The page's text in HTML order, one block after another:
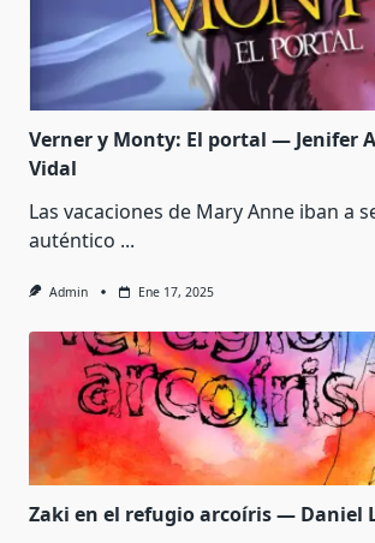
Verner y Monty: El portal — Jenifer
Vidal
Las vacaciones de Mary Anne iban a
auténtico ...
Admin Ene 17, 2025
Zaki en el refugio arcoíris — Daniel